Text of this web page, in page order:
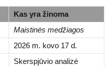
Kas yra žinoma
Maistinės medžiagos
2026 m. kovo 17 d.
Skerspjūvio analizė